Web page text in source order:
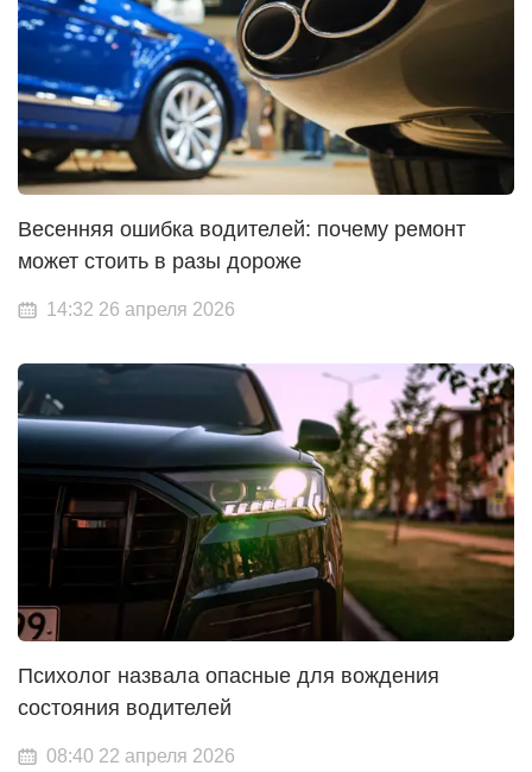
Весенняя ошибка водителей: почему ремонт
может стоить в разы дороже
14:32 26 апреля 2026
Психолог назвала опасные для вождения
состояния водителей
08:40 22 апреля 2026